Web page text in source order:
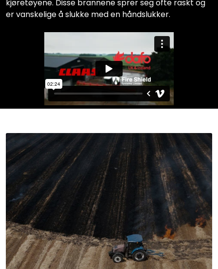
kjøretøyene. Disse brannene sprer seg ofte raskt og
er vanskelige å slukke med en håndslukker.